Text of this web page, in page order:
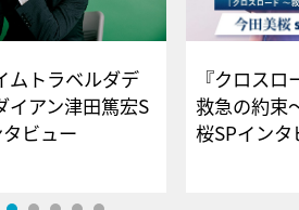
ムトラベルダデ
イアン津田篤宏S
タビュー
『クロス
救急の約束
桜SPイ